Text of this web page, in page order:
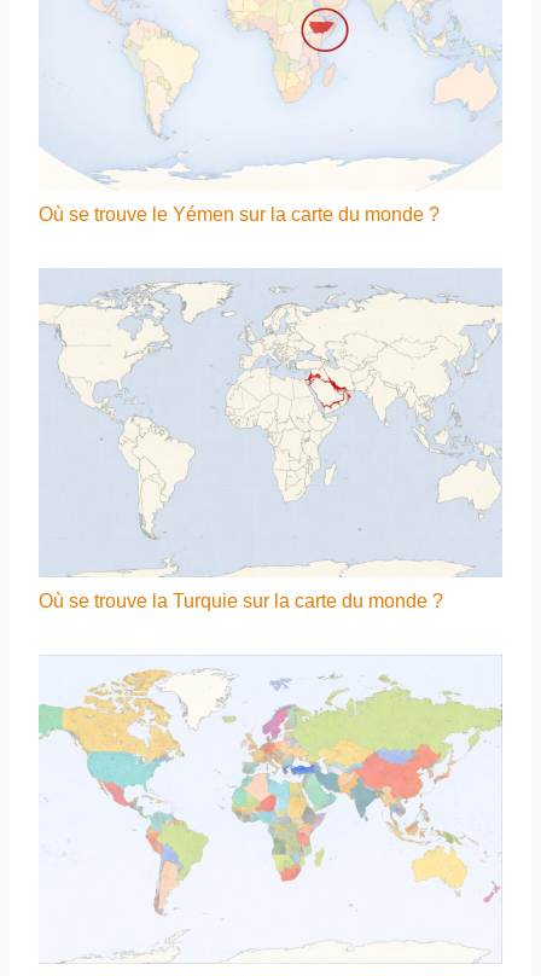
Où se trouve le Yémen sur la carte du monde ?
Où se trouve la Turquie sur la carte du monde ?